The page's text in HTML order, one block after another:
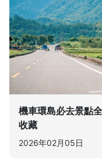
機車環島必去景點
收藏
2026年02月05日